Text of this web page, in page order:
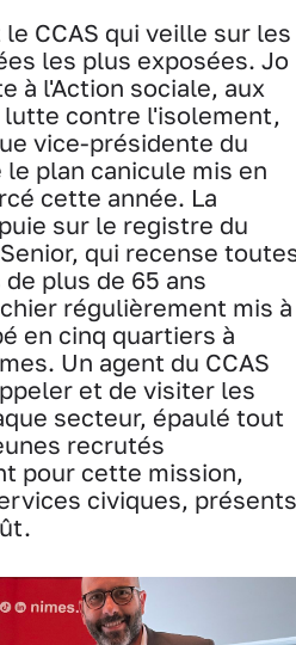
CCAS qui veille sur les
les plus exposées. Jo
à l'Action sociale, aux
lutte contre l'isolement,
vice-présidente du
le plan canicule mis en
cette année. La
sur le registre du
qui recense
plus de 65 ans
régulièrement mis à
en cinq quartiers à
Un agent du CCAS
et de visiter les
secteur, épaulé tout
recrutés
pour cette mission,
civiques, présents